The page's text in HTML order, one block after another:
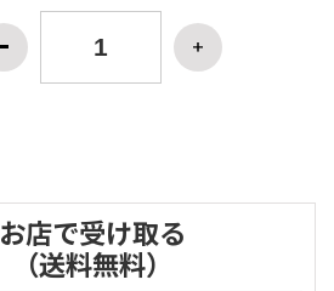
お店で受け取る
（送料無料）